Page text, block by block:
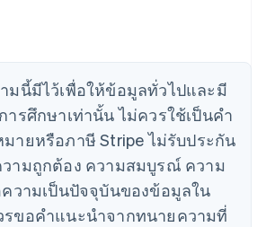
มนี้มีไว้เพื่อให้ข้อมูลทั่วไปและมี
ารศึกษาเท่านั้น ไม่ควรใช้เป็นคํา
ายหรือภาษี Stripe ไม่รับประกัน
ามถูกต้อง ความสมบูรณ์ ความ
วามเป็นปัจจุบันของข้อมูลใน
ขอคําแนะนําจากทนายความที่